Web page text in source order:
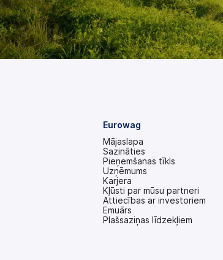
Eurowag
Mājaslapa
Sazināties
Pieņemšanas tīkls
Uzņēmums
Karjera
Kļūsti par mūsu partneri
Attiecības ar investoriem
(tiek
atvērts
Emuārs
Plašsaziņas līdzekļiem